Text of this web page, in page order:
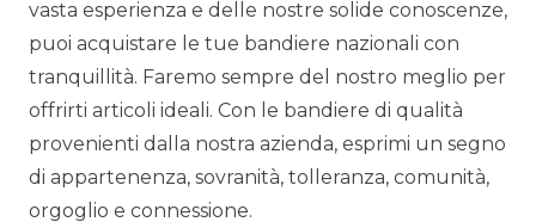
vasta esperienza e delle nostre solide conoscenze,
puoi acquistare le tue bandiere nazionali con
tranquillità. Faremo sempre del nostro meglio per
offrirti articoli ideali. Con le bandiere di qualità
provenienti dalla nostra azienda, esprimi un segno
di appartenenza, sovranità, tolleranza, comunità,
orgoglio e connessione.